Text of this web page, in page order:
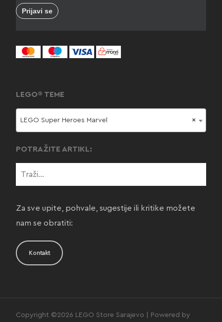
LEGO® TEME
×
LEGO Super Heroes Marvel
POTRAŽITE ARTIKL:
Za sve upite, pohvale, sugestije ili kritike možete
nam se obratiti:
Kontakt
Copyright ©2026 LEGO Store Sarajevo | Powered by